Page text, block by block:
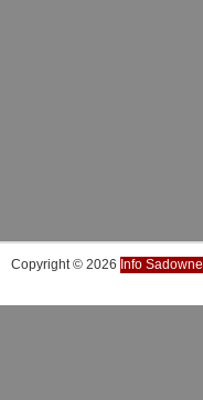
Copyright © 2026 Info Sadowne